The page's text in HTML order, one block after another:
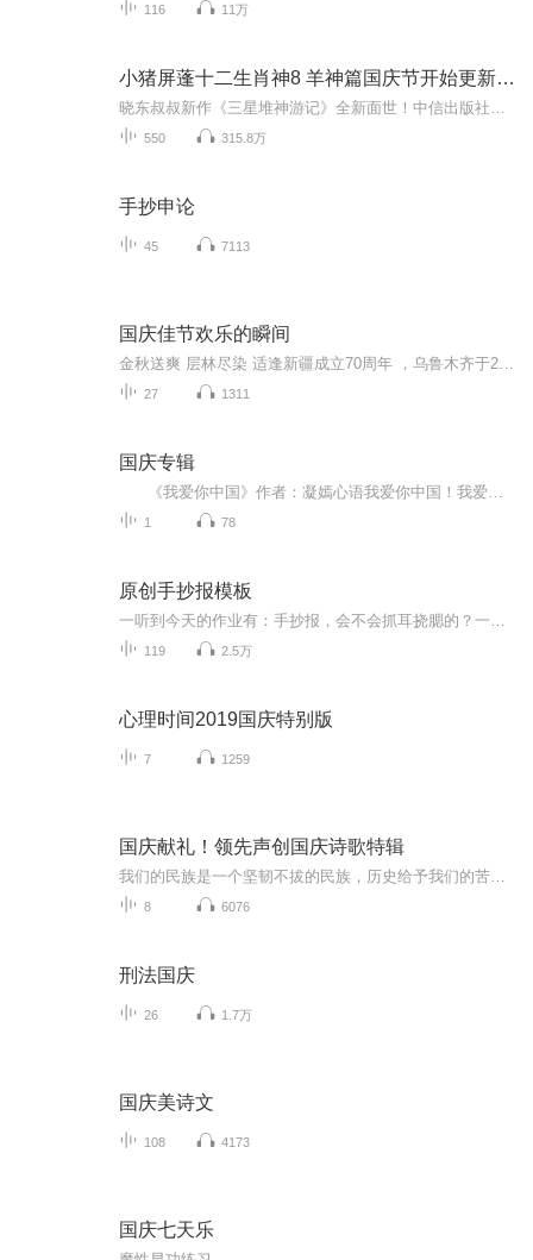
116 11万
小猪屏蓬十二生肖神8 羊神篇国庆节开始更新啦！
550 315.8万
手抄申论
45 7113
国庆佳节欢乐的瞬间
27 1311
国庆专辑
1 78
原创手抄报模板
119 2.5万
心理时间2019国庆特别版
7 1259
国庆献礼！领先声创国庆诗歌特辑
8 6076
刑法国庆
26 1.7万
国庆美诗文
108 4173
国庆七天乐